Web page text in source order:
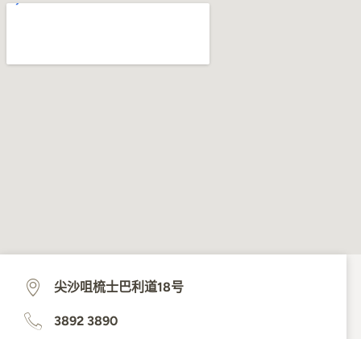
尖沙咀梳士巴利道18号
3892 3890